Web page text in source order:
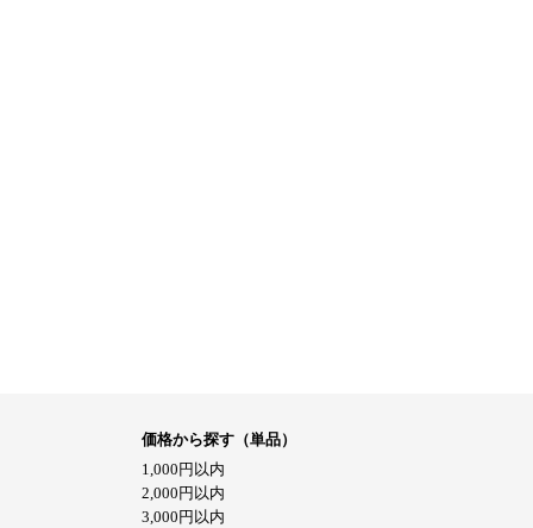
価格から探す（単品）
1,000円以内
2,000円以内
3,000円以内